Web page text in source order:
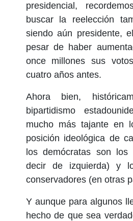
presidencial,
buscar la reelección
siendo aún presidente,
pesar de haber
once millones sus
cuatro años antes.
Ahora bien,
bipartidismo
mucho más tajante en
posición ideológica de
los demócratas son los
decir de izquierda) y
conservadores (en otras
Y aunque para algunos
hecho de que sea